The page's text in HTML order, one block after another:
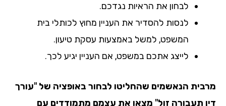
לבחון את הראיות נגדכם.
לנסות להסדיר את העניין מחוץ לכותלי בית
המשפט, למשל באמצעות עסקת טיעון.
לייצג אתכם במשפט, אם העניין יגיע לכך.
הנאשמים שהחליטו לבחור באופציה של "עורך
תעבורה זול" מצאו את עצמם מתמודדים עם